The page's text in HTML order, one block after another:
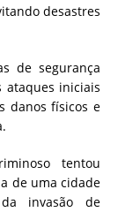
desastres
de segurança
iniciais
danos físicos e
tentou
de uma cidade
invasão de